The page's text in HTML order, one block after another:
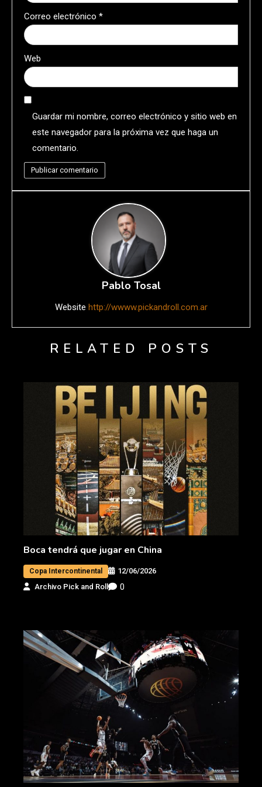
Correo electrónico *
Web
Guardar mi nombre, correo electrónico y sitio web en
este navegador para la próxima vez que haga un
comentario.
Pablo Tosal
Website http://wwww.pickandroll.com.ar
RELATED POSTS
Boca tendrá que jugar en China
Copa Intercontinental
12/06/2026
Archivo Pick and Roll
0